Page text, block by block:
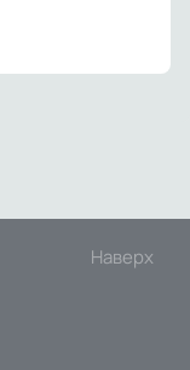
Наверх